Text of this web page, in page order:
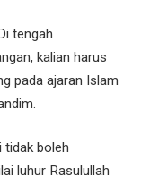
tengah
kalian harus
pada ajaran Islam
tidak boleh
luhur Rasulullah